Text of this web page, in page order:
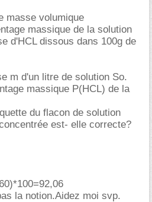
masse volumique
massique de la solution
d'HCL dissous dans 100g de
m d'un litre de solution So.
massique P(HCL) de la
du flacon de solution
est- elle correcte?
la notion.Aidez moi svp.